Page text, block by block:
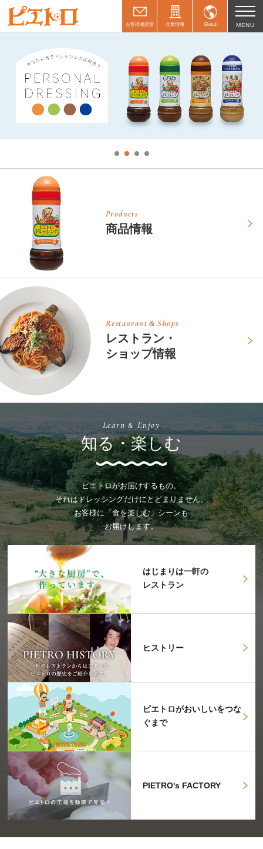
お客様相談室 企業情報 Global MENU
Products
商品情報
Restaurant & Shops
レストラン・
ショップ情報
Learn & Enjoy
知る・楽しむ
ピエトロがお届けするもの。
それはドレッシングだけにとどまりません。
お客様に「食を楽しむ」シーンも
お届けします。
はじまりは一軒の
レストラン
ヒストリー
ピエトロがおいしいをつな
ぐまで
PIETRO's FACTORY